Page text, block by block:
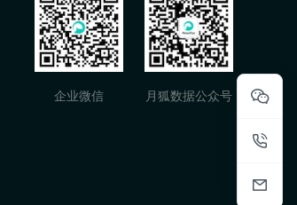
企业微信 月狐数据公众号